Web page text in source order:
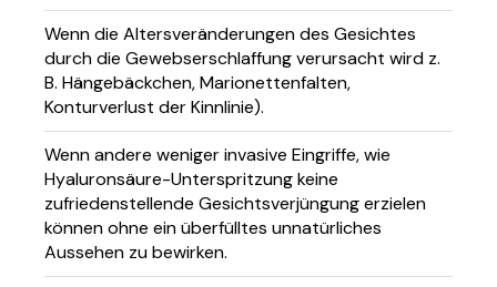
Wenn die Altersveränderungen des Gesichtes
durch die Gewebserschlaffung verursacht wird z.
B. Hängebäckchen, Marionettenfalten,
Konturverlust der Kinnlinie).
Wenn andere weniger invasive Eingriffe, wie
Hyaluronsäure-Unterspritzung keine
zufriedenstellende Gesichtsverjüngung erzielen
können ohne ein überfülltes unnatürliches
Aussehen zu bewirken.